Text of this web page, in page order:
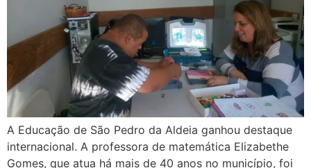
A Educação de São Pedro da Aldeia ganhou destaque
internacional. A professora de matemática Elizabethe
Gomes, que atua há mais de 40 anos no município, foi